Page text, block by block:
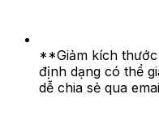
**Giảm kích
định dạng có thể
dễ chia sẻ qua